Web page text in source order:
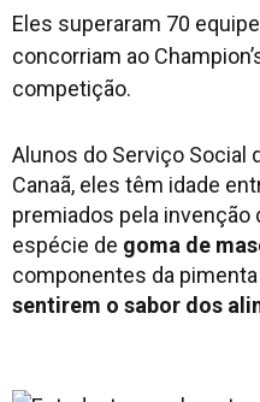
Eles superaram 70
concorriam ao
competição.
Alunos do Serviço Social
Canaã, eles têm idade
premiados pela invenção
espécie de goma de
componentes da pimenta
sentirem o sabor dos